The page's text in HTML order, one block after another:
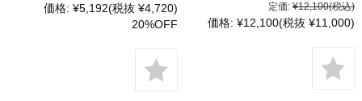
価格: ¥5,192(税抜 ¥4,720)
20%OFF
定価: ¥12,100(税込)
価格: ¥12,100(税抜 ¥11,000)